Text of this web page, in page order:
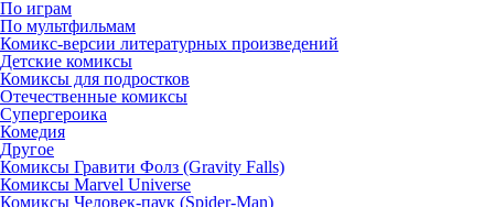
По играм
По мультфильмам
Комикс-версии литературных произведений
Детские комиксы
Комиксы для подростков
Отечественные комиксы
Супергероика
Комедия
Другое
Комиксы Гравити Фолз (Gravity Falls)
Комиксы Marvel Universe
Комиксы Человек-паук (Spider-Man)